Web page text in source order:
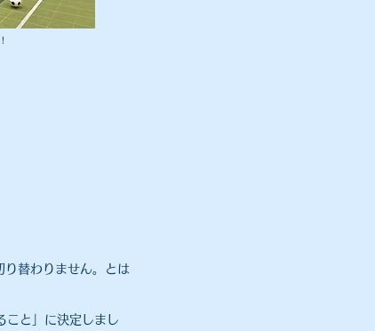
替わりません。とは
こと」に決定しまし